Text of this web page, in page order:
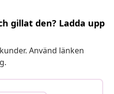
gillat den? Ladda upp
Använd länken